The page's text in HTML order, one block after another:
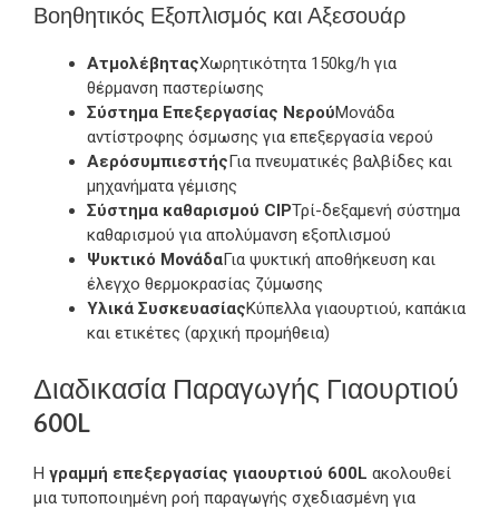
Βοηθητικός Εξοπλισμός και Αξεσουάρ
ΑτμολέβηταςΧωρητικότητα 150kg/h για
θέρμανση παστερίωσης
Σύστημα Επεξεργασίας ΝερούΜονάδα
αντίστροφης όσμωσης για επεξεργασία νερού
ΑερόσυμπιεστήςΓια πνευματικές βαλβίδες και
μηχανήματα γέμισης
Σύστημα καθαρισμού CIPΤρί-δεξαμενή σύστημα
καθαρισμού για απολύμανση εξοπλισμού
Ψυκτικό ΜονάδαΓια ψυκτική αποθήκευση και
έλεγχο θερμοκρασίας ζύμωσης
Υλικά ΣυσκευασίαςΚύπελλα γιαουρτιού, καπάκια
και ετικέτες (αρχική προμήθεια)
Διαδικασία Παραγωγής Γιαουρτιού
600L
Η γραμμή επεξεργασίας γιαουρτιού 600L ακολουθεί
μια τυποποιημένη ροή παραγωγής σχεδιασμένη για